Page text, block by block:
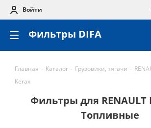
Войти
Фильтры DIFA
Главная - Каталог - Грузовики, тягачи -
Kerax
Фильтры для
Топливные